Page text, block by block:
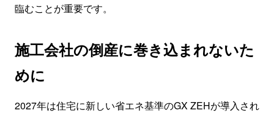
臨むことが重要です。
施工会社の倒産に巻き込まれないた
めに
2027年は住宅に新しい省エネ基準のGX ZEHが導入され